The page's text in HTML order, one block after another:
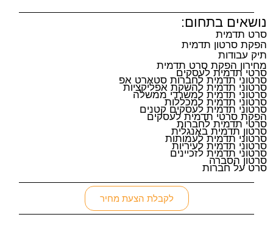
נושאים בתחום:
סרט תדמית
הפקת סרטון תדמית
תיק עבודות
מחירון הפקת סרט תדמית
סרטי תדמית לעסקים
סרטוני תדמית לחברות סטארט אפ
סרטוני תדמית להשקת אפליקציות
סרטוני תדמית למשרדי ממשלה
סרטוני תדמית למכללות
סרטוני תדמית לעסקים קטנים
הפקת סרטי תדמית לעסקים
סרטי תדמית לחברות
סרטון תדמית באנגלית
סרטוני תדמית לעמותות
סרטוני תדמית לעיריות
סרטוני תדמית לזכיינים
סרטון הסברה
סרט על חברות
לקבלת הצעת מחיר